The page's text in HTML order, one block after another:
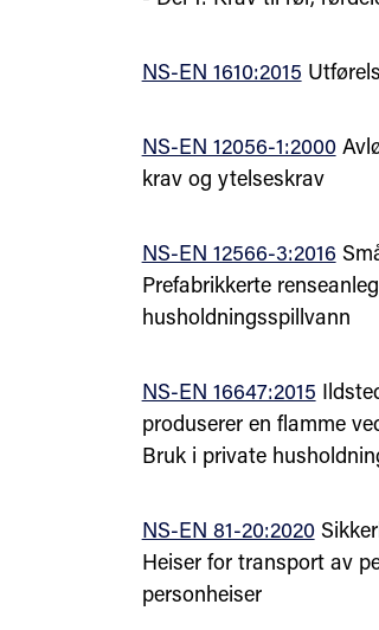
NS-EN 1610:2015
NS-EN 12056-1:2000
krav og ytelseskrav
NS-EN 12566-3:2016
Prefabrikkerte
husholdningsspillvann
NS-EN 16647:2015
produserer en flamme
Bruk i private
NS-EN 81-20:2020
Heiser for transport av
personheiser